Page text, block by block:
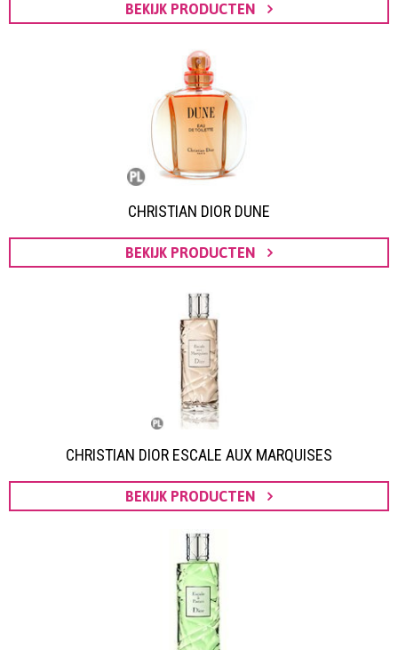
BEKIJK PRODUCTEN
CHRISTIAN DIOR DUNE
BEKIJK PRODUCTEN
CHRISTIAN DIOR ESCALE AUX MARQUISES
BEKIJK PRODUCTEN